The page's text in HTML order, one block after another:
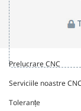
Prelucrare CNC
Serviciile noastre CNC
Toleranțe